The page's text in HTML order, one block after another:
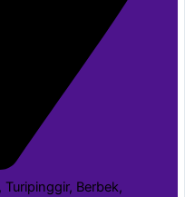
Berbek,